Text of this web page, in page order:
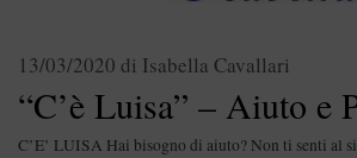
“C’è Luisa” – Aiuto e
13/03/2020 di Isabella Cavallari
C’E’ LUISA Hai bisogno di aiuto? Non ti senti al